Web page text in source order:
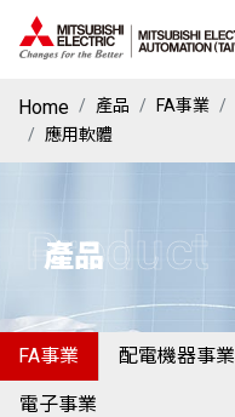
Home 產品 FA事業
應用軟體
產品
Product
FA事業 配電機器事業
電子事業